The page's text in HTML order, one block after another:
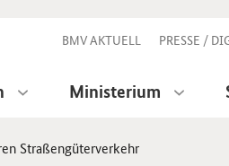
BMV AKTUELL PRESSE /
Ministerium
Straßengüterverkehr